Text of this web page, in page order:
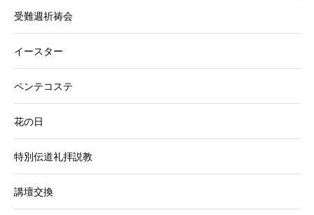
受難週祈祷会
イースター
ペンテコステ
花の日
特別伝道礼拝説教
講壇交換